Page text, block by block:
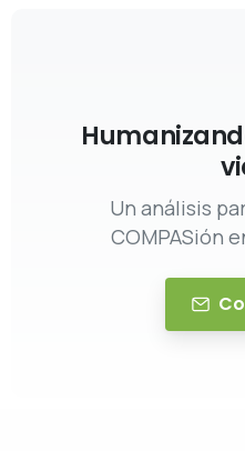
Un análisis
COMPASión